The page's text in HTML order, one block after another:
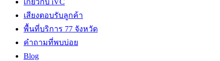
เกี่ยวกับ iVC
เสียงตอบรับลูกค้า
พื้นที่บริการ 77 จังหวัด
คำถามที่พบบ่อย
Blog